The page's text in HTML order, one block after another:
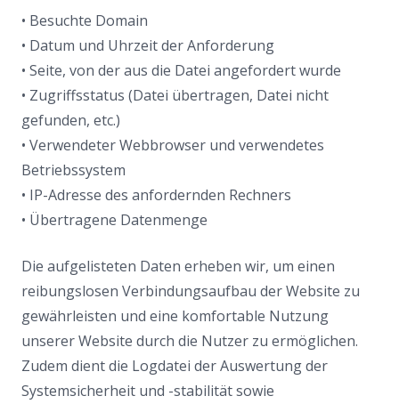
• Besuchte Domain
• Datum und Uhrzeit der Anforderung
• Seite, von der aus die Datei angefordert wurde
• Zugriffsstatus (Datei übertragen, Datei nicht
gefunden, etc.)
• Verwendeter Webbrowser und verwendetes
Betriebssystem
• IP-Adresse des anfordernden Rechners
• Übertragene Datenmenge
Die aufgelisteten Daten erheben wir, um einen
reibungslosen Verbindungsaufbau der Website zu
gewährleisten und eine komfortable Nutzung
unserer Website durch die Nutzer zu ermöglichen.
Zudem dient die Logdatei der Auswertung der
Systemsicherheit und -stabilität sowie